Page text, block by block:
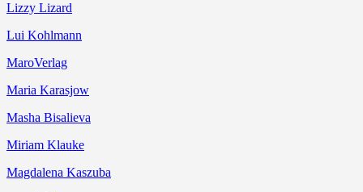
Lizzy Lizard
Lui Kohlmann
MaroVerlag
Maria Karasjow
Masha Bisalieva
Miriam Klauke
Magdalena Kaszuba